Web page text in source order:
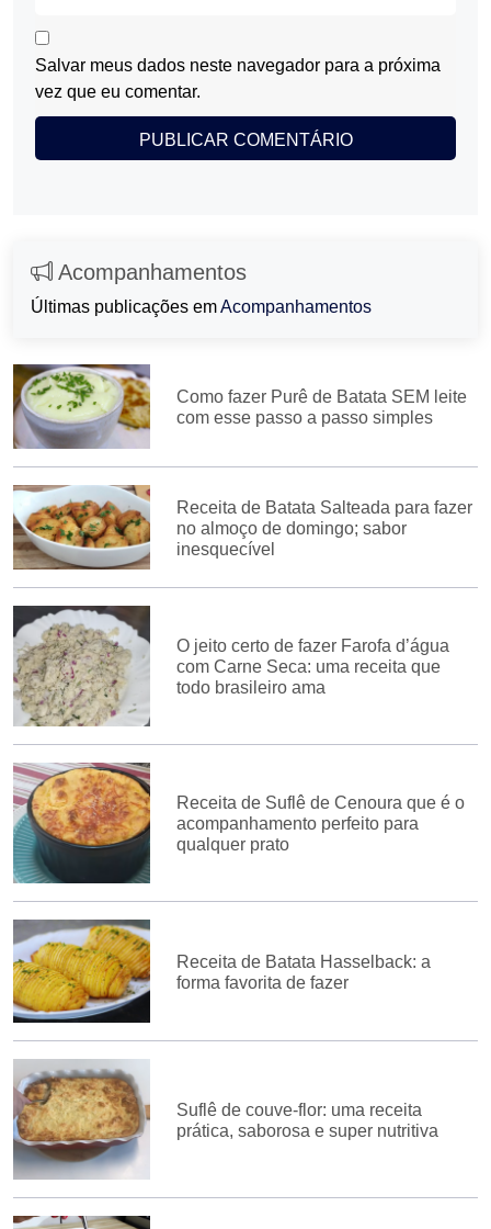
Salvar meus dados neste navegador para a próxima
vez que eu comentar.
Acompanhamentos
Últimas publicações emAcompanhamentos
Como fazer Purê de Batata SEM leite
com esse passo a passo simples
Receita de Batata Salteada para fazer
no almoço de domingo; sabor
inesquecível
O jeito certo de fazer Farofa d’água
com Carne Seca: uma receita que
todo brasileiro ama
Receita de Suflê de Cenoura que é o
acompanhamento perfeito para
qualquer prato
Receita de Batata Hasselback: a
forma favorita de fazer
Suflê de couve-flor: uma receita
prática, saborosa e super nutritiva